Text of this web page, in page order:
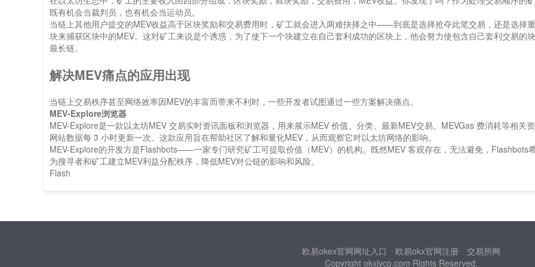
既有机会当裁判员，也有机会当运动员。
当链上其他用户提交的MEV收益高于区块奖励和交易费用时，矿工就会进入两难抉择之中——到底是选择抢夺此笔交易，还是选择
块来捕获区块中的MEV。这对矿工来说是个诱惑，为了使下一个块建立在自己套利成功的区块上，他会努力使包含自己套利交易的
最长链。
解决MEV痛点的应用出现
当链上交易秩序甚至网络效率因MEV的丰富而带来不利时，一些开发者试图通过一些方案解决痛点。
MEV-Explore浏览器
MEV-Explore是一款以太坊MEV 交易实时资讯面板和浏览器，用来展示MEV 价值、分类、最新MEV交易、MEVGas 费消耗等相关资
网站数据每 3 小时更新一次。这款应用旨在帮助社区了解和量化MEV，从而观察它对以太坊网络的影响。
MEV-Explore的开发方是Flashbots——一家专门研究矿工可提取价值（MEV）的机构。既然MEV 客观存在，无法避免，Flashbots
为搜寻者和矿工建立MEV利益分配秩序，降低MEV对公链的影响和风险。
Flash
欧易okex官网网址入口 欧易okx官网注册
交易所网
Copyright okxjyco.com Rights Reserved.